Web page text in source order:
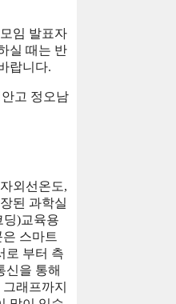
임 발표자
실 때는 반
랍니다.
고 정오남
외선온도,
된 과학실
딩)교육용
스마트
로 부터 측
신을 통해
래프까지